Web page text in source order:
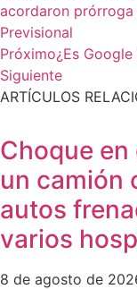
acordaron
Previsional
Próximo¿Es
Siguiente
ARTÍCULOS
Choque en
un camión
autos
varios
8 de agosto de